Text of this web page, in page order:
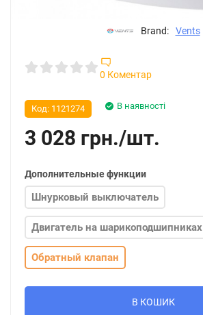
Brand: Vents
0 Коментар
В наявності
Код: 1121274
3 028 грн./шт.
Дополнительные функции
Шнурковый выключатель
Двигатель на шарикоподшипниках
Обратный клапан
В КОШИК